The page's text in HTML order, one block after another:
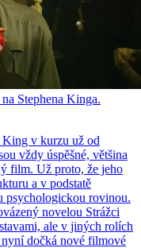
Stephena Kinga.
King v kurzu už od
vždy úspěšné, většina
film. Už proto, že jeho
a v podstatě
psychologickou rovinou.
novelou Strážci
ale v jiných rolích
nyní dočká nové filmové